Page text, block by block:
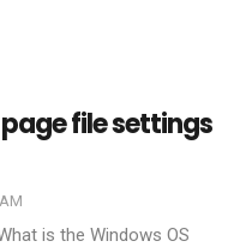
file settings
is the Windows OS